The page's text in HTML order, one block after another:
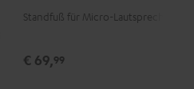
(Paar)
Standfuß für Micro-Lautsprecher
€ 69,99